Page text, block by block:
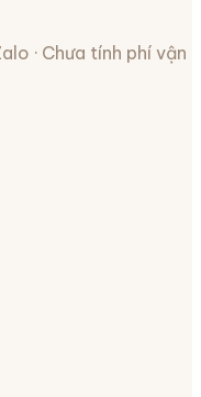
· Chưa tính phí vận